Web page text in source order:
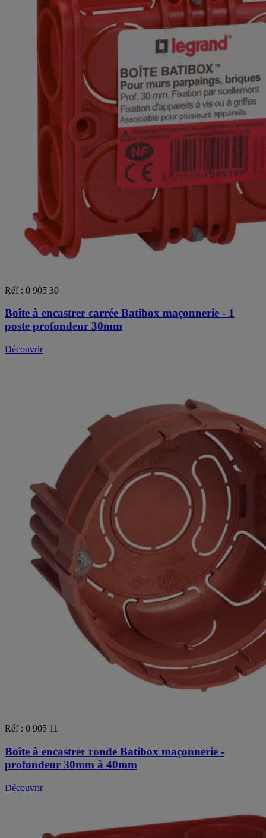
Réf : 0 905 30
Boîte à encastrer carrée Batibox maçonnerie - 1
poste profondeur 30mm
Découvrir
Réf : 0 905 11
Boîte à encastrer ronde Batibox maçonnerie -
profondeur 30mm à 40mm
Découvrir